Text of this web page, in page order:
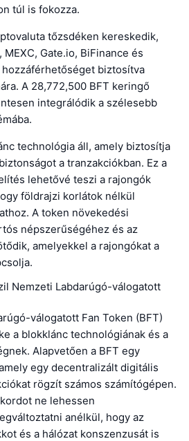
túl is fokozza.
tőzsdéken kereskedik,
Gate.io, BiFinance és
biztosítva
A 28,772,500 BFT keringő
integrálódik a szélesebb
technológia áll, amely biztosítja
a tranzakciókban. Ez a
lehetővé teszi a rajongók
földrajzi korlátok nélkül
A token növekedési
népszerűségéhez és az
amelyekkel a rajongókat a
Nemzeti Labdarúgó-válogatott
válogatott Fan Token (BFT)
a blokklánc technológiának és a
Alapvetően a BFT egy
egy decentralizált digitális
rögzít számos számítógépen.
ne lehessen
anélkül, hogy az
és a hálózat konszenzusát is